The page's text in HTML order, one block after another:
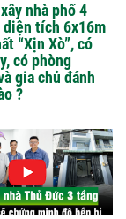
nhà phố 4
tích 6x16m
“Xịn Xò”, có
có phòng
gia chủ đánh
?